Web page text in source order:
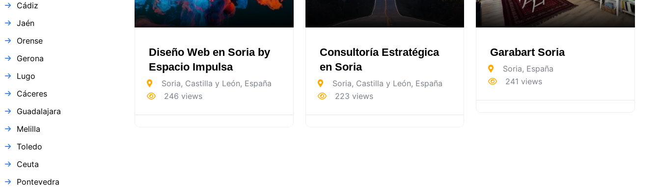
Cádiz
Jaén
Orense
Gerona
Lugo
Cáceres
Guadalajara
Melilla
Toledo
Ceuta
Pontevedra
Diseño Web en Soria by
Espacio Impulsa
Soria, Castilla y León, España
246 views
Consultoría Estratégica
en Soria
Soria, Castilla y León, España
223 views
Garabart Soria
Soria, España
241 views